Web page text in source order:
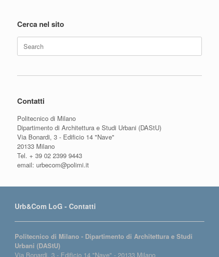
Cerca nel sito
Search
for:
Contatti
Politecnico di Milano
Dipartimento di Architettura e Studi Urbani (DAStU)
Via Bonardi, 3 - Edificio 14 "Nave"
20133 Milano
Tel. + 39 02 2399 9443
email: urbecom@polimi.it
Urb&Com LoG - Contatti
Politecnico di Milano - Dipartimento di Architettura e Studi
Urbani (DAStU)
Via Bonardi, 3 - Edificio 14 "Nave" - 20133 Milano